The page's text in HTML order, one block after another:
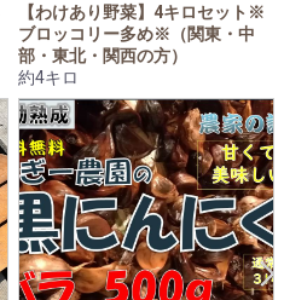
【わけあり野菜】4キロセット※
ブロッコリー多め※（関東・中
部・東北・関西の方）
約4キロ